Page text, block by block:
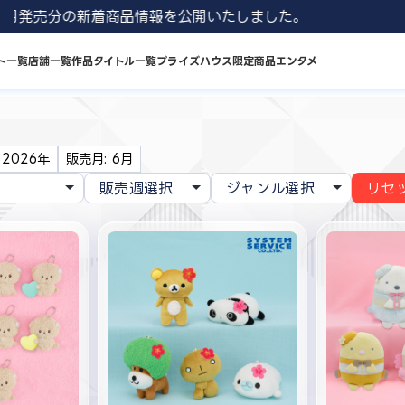
の新着商品情報を公開いたしました。
一覧店舗一覧作品タイトル一覧プライズハウス限定商品エンタメ
2026年 販売月: 6月
リセ